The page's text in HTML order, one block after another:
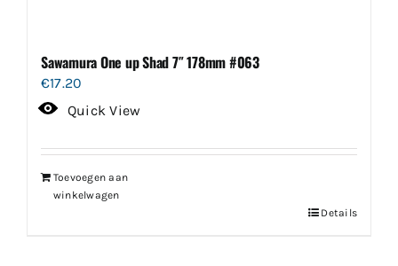
Sawamura One up Shad 7″ 178mm #063
€17.20
Quick View
Toevoegen aan
winkelwagen
Details